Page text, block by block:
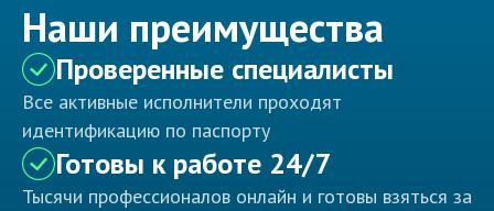
Наши преимущества
Проверенные специалисты
Все активные исполнители проходят
идентификацию по паспорту
Готовы к работе 24/7
Тысячи профессионалов онлайн и готовы взяться за